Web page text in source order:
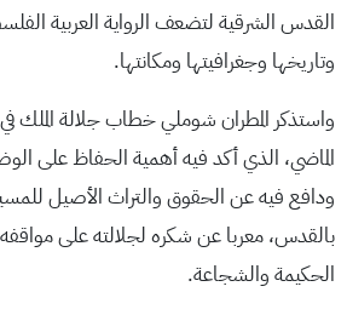
القدس الشرقية لتضعف الرواية العربية
وتاريخها وجغرافيتها ومكانتها.
واستذكر المطران شوملي خطاب جلالة الملك في
الماضي، الذي أكد فيه أهمية الحفاظ على
ودافع فيه عن الحقوق والتراث الأصيل
بالقدس، معربا عن شكره لجلالته على مواقفه
الحكيمة والشجاعة.